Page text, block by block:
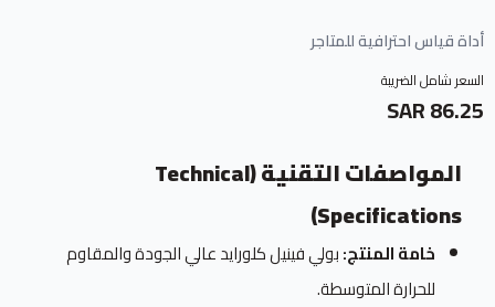
أداة قياس احترافية للمتاجر
السعر شامل الضريبة
86.25 SAR
المواصفات التقنية (Technical
Specifications)
خامة المنتج:بولي فينيل كلورايد عالي الجودة والمقاوم
للحرارة المتوسطة.